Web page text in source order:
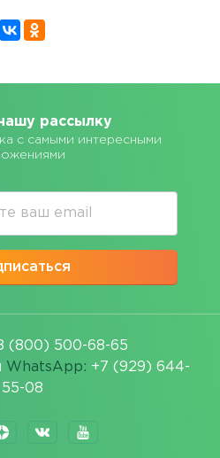
рассылку
с самыми интересными
(800) 500-68-65
WhatsApp: +7 (929) 644-
55-08